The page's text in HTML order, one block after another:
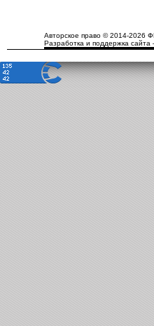
Авторское право © 2014-2026
Разработка и поддержка